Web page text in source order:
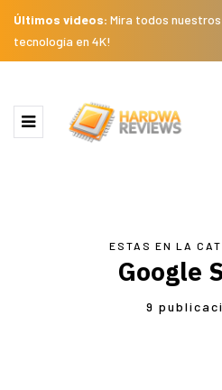
Últimos videos: Mira todos
tecnología en 4K!
ESTAS EN LA
Google
9